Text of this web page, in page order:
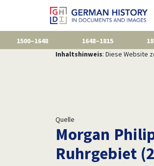
1500–1648 1648–1815
Inhaltshinweis: Diese Website
Quelle
Morgan
Ruhrgebiet